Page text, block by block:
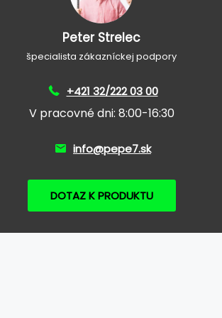
Peter Strelec
špecialista zákazníckej podpory
+421 32/222 03 00
V pracovné dni: 8:00-16:30
info@pepe7.sk
DOTAZ K PRODUKTU